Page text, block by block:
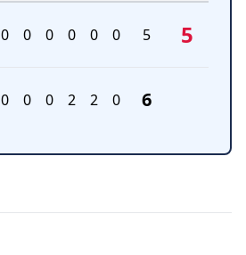
0 0 0 0 0 0 5 5
0 0 0 2 2 0 6